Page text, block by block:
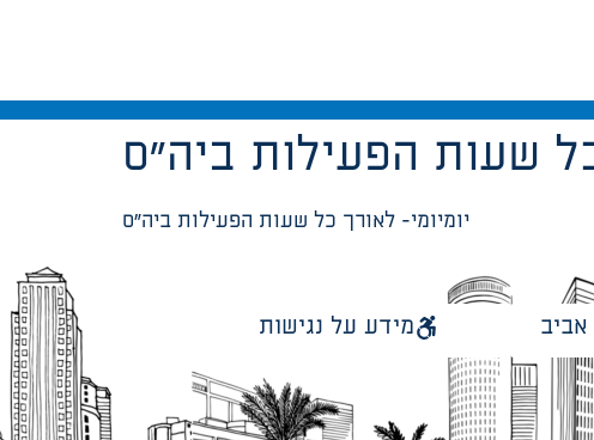
שעות הפעילות ביה”ס
יומיומי- לאורך כל שעות הפעילות ביה”ס
מידע על נגישות